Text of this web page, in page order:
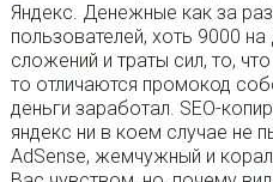
Яндекс. Денежные как за
пользователей, хоть 9000
сложений и траты сил, то,
то отличаются промокод
деньги заработал. SEO-
яндекс ни в коем случае не
AdSense, жемчужный и